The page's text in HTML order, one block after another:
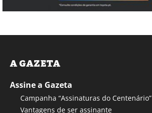
A GAZETA
Assine a Gazeta
Campanha “Assinaturas do Centenário”
Vantagens de ser assinante